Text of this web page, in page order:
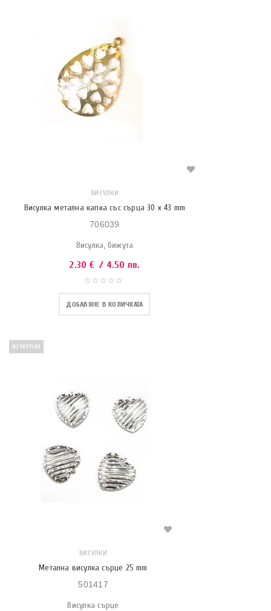
ВИСУЛКИ
Висулка метална капка със сърца 30 x 43 mm
706039
Висулка, бижута
2.30 € / 4.50 лв.
ДОБАВЯНЕ В КОЛИЧКАТА
ИЗЧЕРПАН
ВИСУЛКИ
Метална висулка сърце 25 mm
501417
Висулка сърце